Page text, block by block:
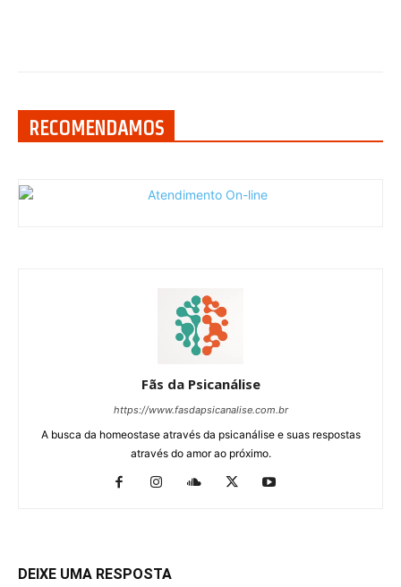
RECOMENDAMOS
Fãs da Psicanálise
https://www.fasdapsicanalise.com.br
A busca da homeostase através da psicanálise e suas respostas
através do amor ao próximo.
DEIXE UMA RESPOSTA